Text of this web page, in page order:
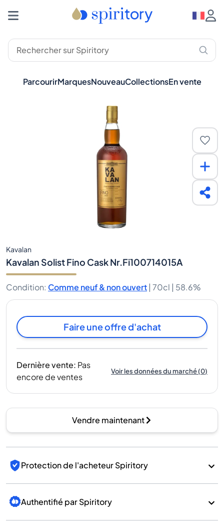
ParcourirMarquesNouveauCollectionsEn vente
Kavalan
Kavalan Solist Fino Cask Nr.Fi100714015A
Condition: Comme neuf & non ouvert | 70cl | 58.6%
Faire une offre d'achat
Dernière vente: Pas
encore de ventes
Voir les données du marché(0)
Vendre maintenant
Protection de l'acheteur Spiritory
Authentifié par Spiritory